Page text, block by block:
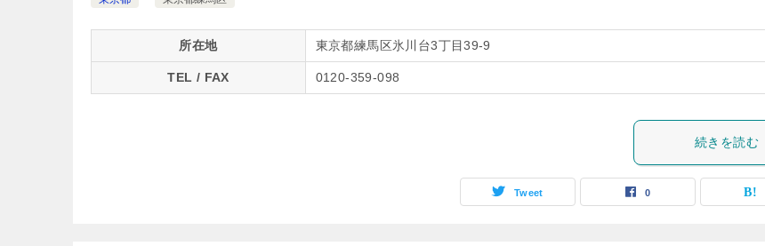
所在地 東京都練馬区氷川台3丁目39-9
TEL / FAX 0120-359-098
続きを読む
Tweet 0